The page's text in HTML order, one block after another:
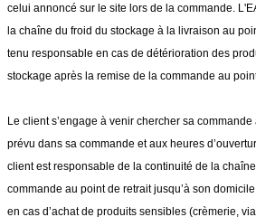
celui annoncé sur le site lors de la commande.
la chaîne du froid du stockage à la livraison au
tenu responsable en cas de détérioration des
stockage après la remise de la commande au
Le client s’engage à venir chercher sa
prévu dans sa commande et aux heures
client est responsable de la continuité de la
commande au point de retrait jusqu’à son
en cas d’achat de produits sensibles (crèmerie,